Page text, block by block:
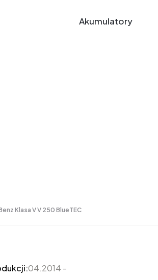
Akumulatory
Klasa V V 250 BlueTEC
04.2014 -